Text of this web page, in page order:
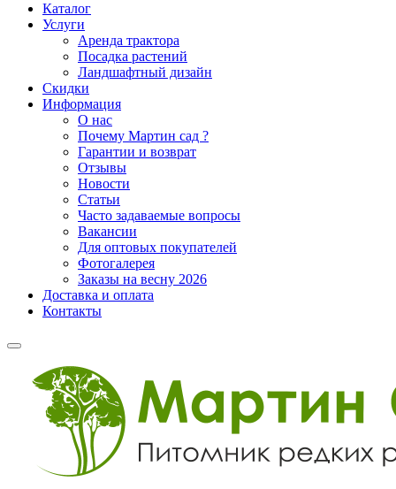
Каталог
Услуги
Аренда трактора
Посадка растений
Ландшафтный дизайн
Скидки
Информация
О нас
Почему Мартин сад ?
Гарантии и возврат
Отзывы
Новости
Статьи
Часто задаваемые вопросы
Вакансии
Для оптовых покупателей
Фотогалерея
Заказы на весну 2026
Доставка и оплата
Контакты